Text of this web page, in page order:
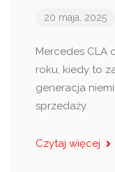
20 maja, 2025
Mercedes CLA
roku, kiedy to
generacja
sprzedaży
Czytaj więcej